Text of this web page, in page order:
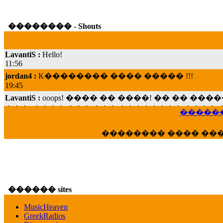
�������� - Shouts
11:56
jordan4 :
19:45
LavantiS :
���; ���� ��� ��� �������� ����
15:07
veronica :E���� 2012 ��� ����� ���
16:39
veronica :[URL] ���� ���;
�������� ����
������ sites
MusicHeaven
GreekRadios